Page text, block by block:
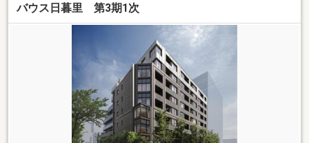
バウス日暮里 第3期1次